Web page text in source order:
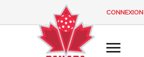
CONNEXION